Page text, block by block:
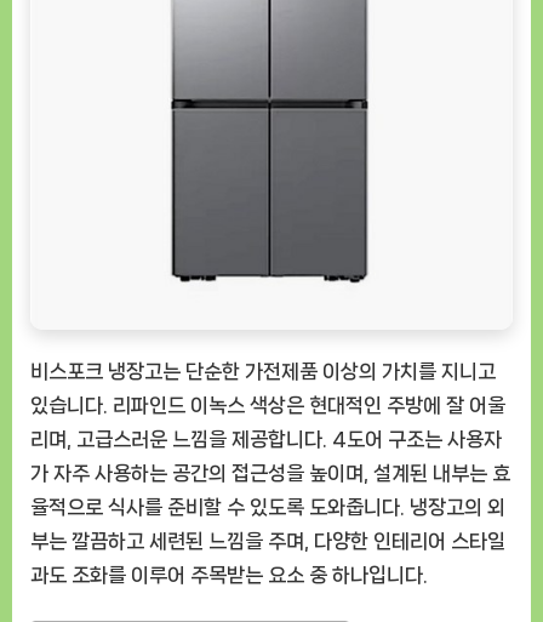
비스포크 냉장고는 단순한 가전제품 이상의 가치를 지니고
있습니다. 리파인드 이녹스 색상은 현대적인 주방에 잘 어울
리며, 고급스러운 느낌을 제공합니다. 4도어 구조는 사용자
가 자주 사용하는 공간의 접근성을 높이며, 설계된 내부는 효
율적으로 식사를 준비할 수 있도록 도와줍니다. 냉장고의 외
부는 깔끔하고 세련된 느낌을 주며, 다양한 인테리어 스타일
과도 조화를 이루어 주목받는 요소 중 하나입니다.